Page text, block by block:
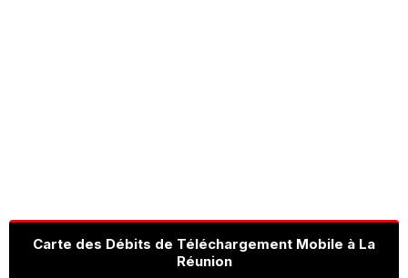
Carte des Débits de Téléchargement Mobile à La
Réunion